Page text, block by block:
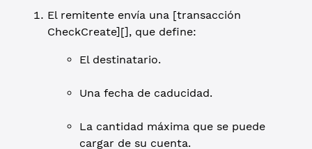
El remitente envía una [transacción
CheckCreate][], que define:
El destinatario.
Una fecha de caducidad.
La cantidad máxima que se puede
cargar de su cuenta.